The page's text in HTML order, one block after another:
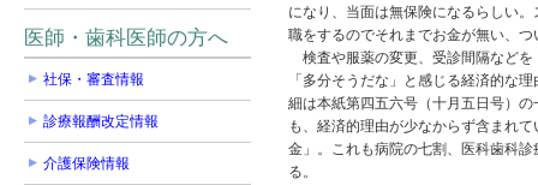
になり、当面は無保険になるらしい
職をするのでそれまでお金が無い、
検査や服薬の変更、受診間隔などを
「多分そうだな」と感じる経済的な
細は本紙第四五六号（十月五日号）
も、経済的理由が少なからず含まれ
金」。これも病院の七割、医科歯科
る。
医師・歯科医師の方へ
社保・審査情報
診療報酬改定情報
介護保険情報